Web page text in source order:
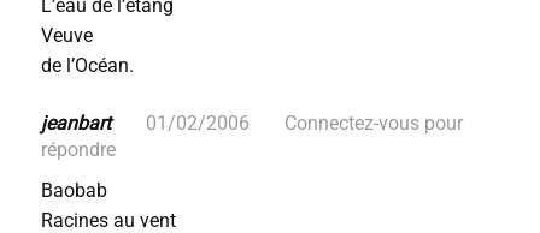
L’eau de l’étang
Veuve
de l’Océan.
jeanbart 01/02/2006
Connectez-vous pour
répondre
Baobab
Racines au vent